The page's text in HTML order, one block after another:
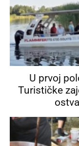
U prvoj
Turističke